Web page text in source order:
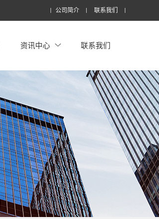
公司简介 联系我们
资讯中心 联系我们